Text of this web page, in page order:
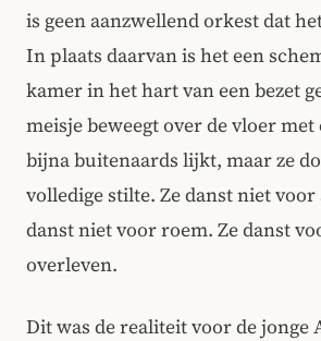
is geen aanzwellend orkest dat
In plaats daarvan is het een
kamer in het hart van een bezet
meisje beweegt over de vloer met
bijna buitenaards lijkt, maar ze
volledige stilte. Ze danst niet voor
danst niet voor roem. Ze danst
overleven.
Dit was de realiteit voor de jonge